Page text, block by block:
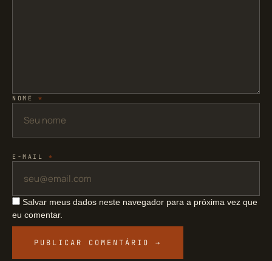
NOME *
E-MAIL *
Salvar meus dados neste navegador para a próxima vez que
eu comentar.